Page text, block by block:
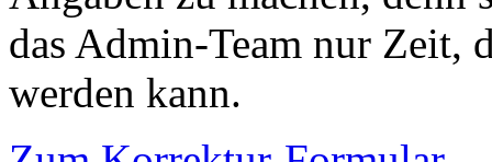
das Admin-Team nur Zeit,
werden kann.